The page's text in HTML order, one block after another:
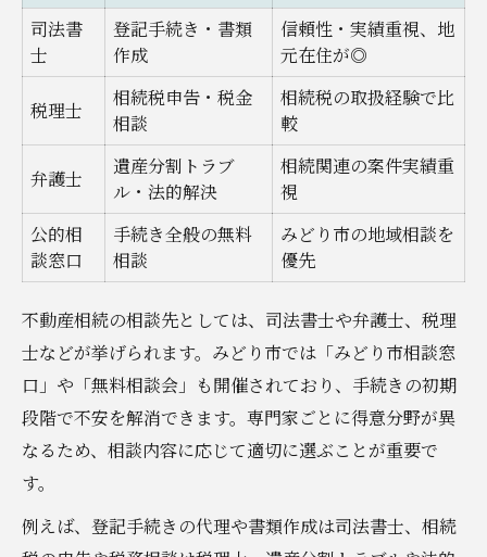
司法書
士
登記手続き・書類
作成
信頼性・実績重視、地
元在住が◎
税理士
相続税申告・税金
相談
相続税の取扱経験で比
較
弁護士
遺産分割トラブ
ル・法的解決
相続関連の案件実績重
視
公的相
談窓口
手続き全般の無料
相談
みどり市の地域相談を
優先
不動産相続の相談先としては、司法書士や弁護士、税理
士などが挙げられます。みどり市では「みどり市相談窓
口」や「無料相談会」も開催されており、手続きの初期
段階で不安を解消できます。専門家ごとに得意分野が異
なるため、相談内容に応じて適切に選ぶことが重要で
す。
例えば、登記手続きの代理や書類作成は司法書士、相続